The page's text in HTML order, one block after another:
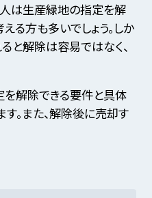
は生産緑地の指定を解
る方も多いでしょう。しか
と解除は容易ではなく、
解除できる要件と具体
。また、解除後に売却す